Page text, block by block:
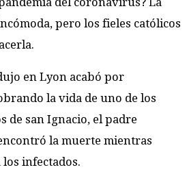
pero los fieles católicos
en Lyon acabó por
la vida de uno de los
de san Ignacio, el padre
la muerte mientras
los infectados.